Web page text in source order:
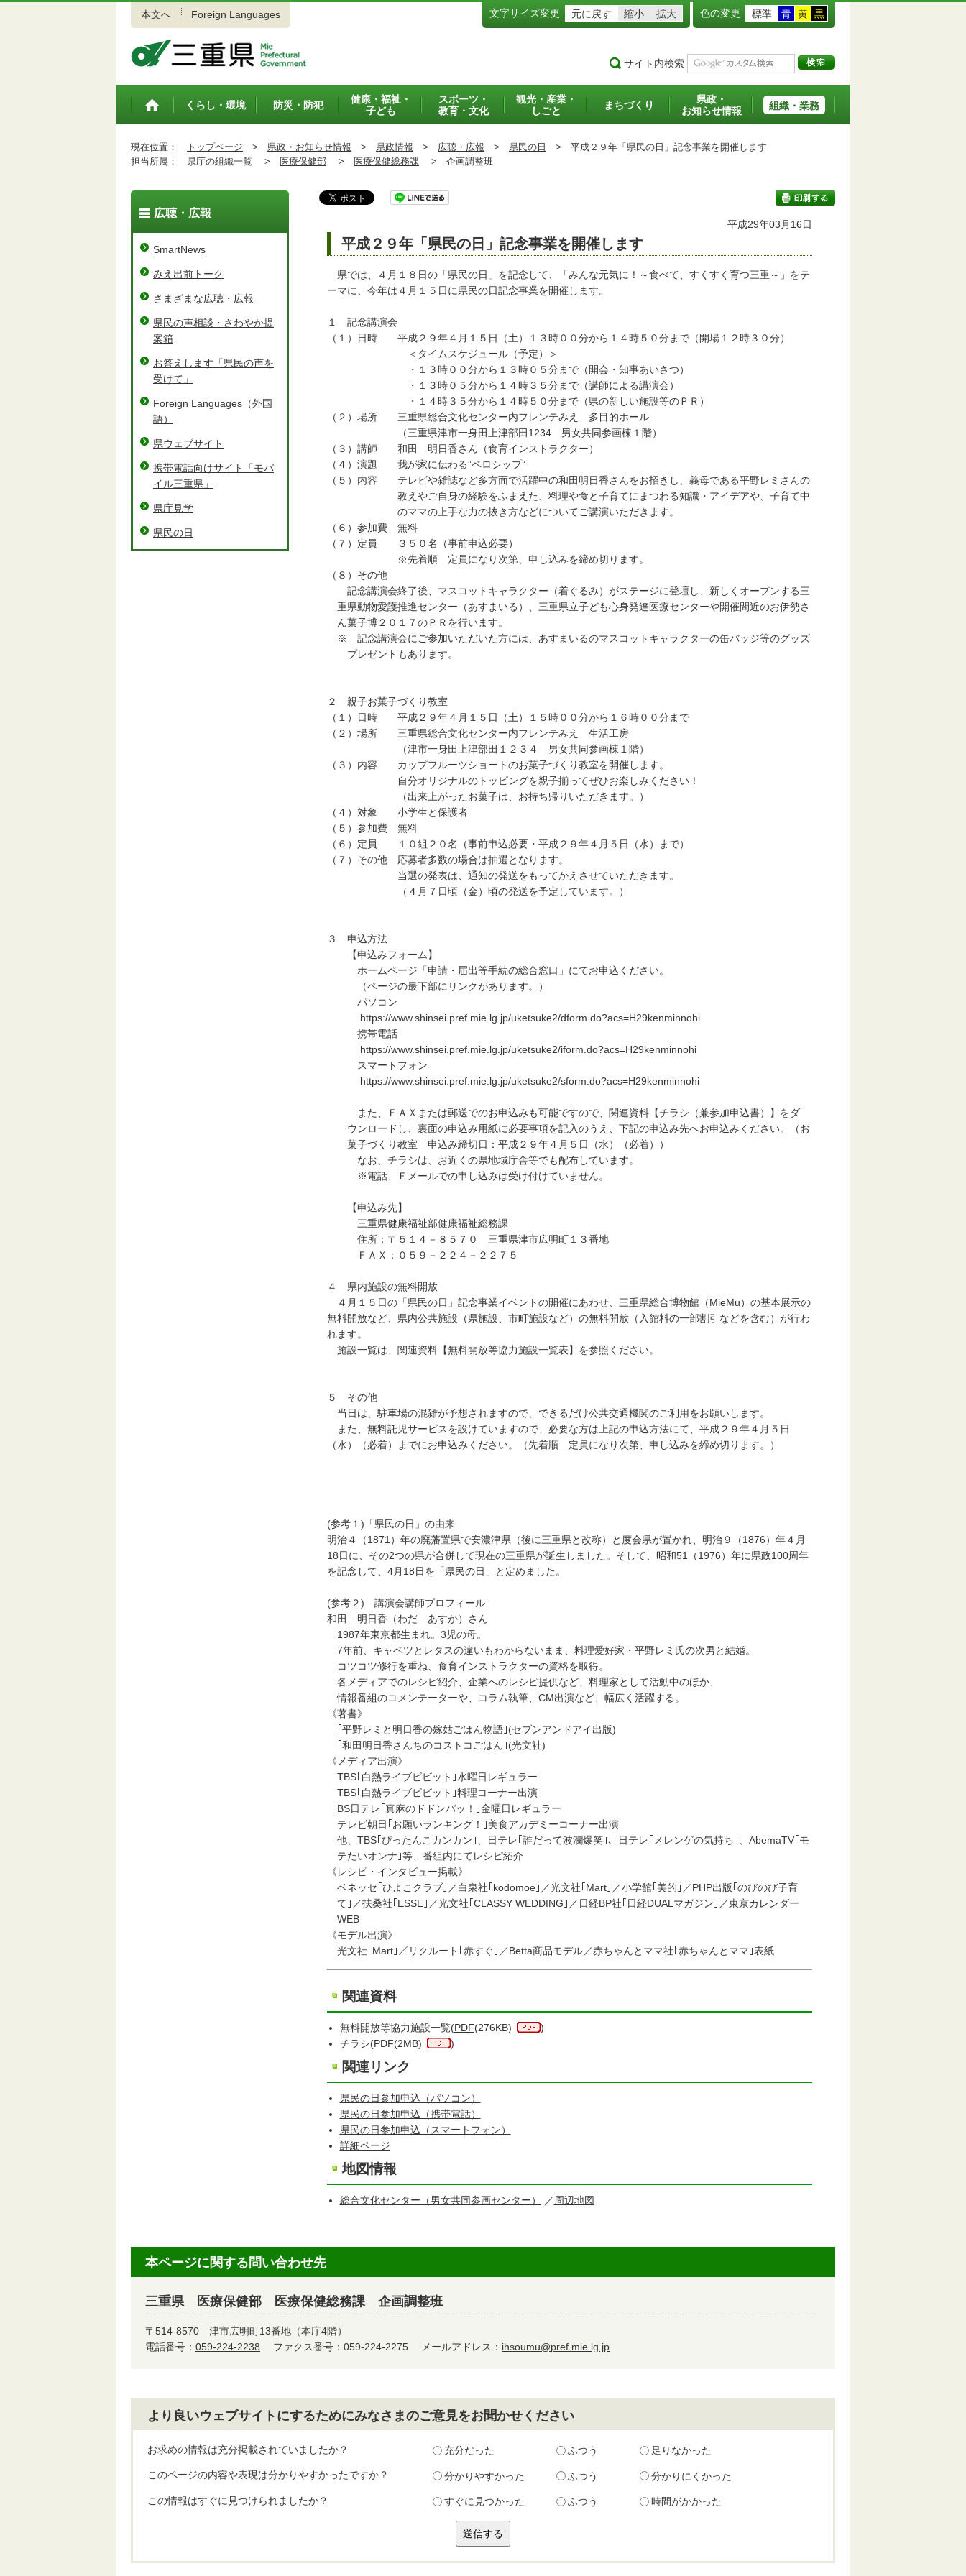
本文へ Foreign Languages 文字サイズ変更 元に戻す 縮小 拡大 色の変更 標準 青 黄 黒
サイト内検索
トップペ
くらし・環境 防災・防犯
健康・福祉・
子ども
スポーツ・
教育・文化
観光・産業・
しごと
まちづくり
県政・
お知らせ情報
組織・業務
現在位置： トップページ > 県政・お知らせ情報 > 県政情報 > 広聴・広報 > 県民の日 > 平成２９年「県民の日」記念事業を開催します
担当所属：
県庁の組織一覧 > 医療保健部 > 医療保健総務課 > 企画調整班
印刷する
平成29年03月16日
平成２９年「県民の日」記念事業を開催します
県では、４月１８日の「県民の日」を記念して、「みんな元気に！～食べて、すくすく育つ三重～」をテ
ーマに、今年は４月１５日に県民の日記念事業を開催します。
１ 記念講演会
（１）日時 平成２９年４月１５日（土）１３時００分から１４時５０分まで（開場１２時３０分）
＜タイムスケジュール（予定）＞
・１３時００分から１３時０５分まで（開会・知事あいさつ）
・１３時０５分から１４時３５分まで（講師による講演会）
・１４時３５分から１４時５０分まで（県の新しい施設等のＰＲ）
（２）場所 三重県総合文化センター内フレンテみえ 多目的ホール
（三重県津市一身田上津部田1234 男女共同参画棟１階）
（３）講師 和田 明日香さん（食育インストラクター）
（４）演題 我が家に伝わる”ベロシップ”
（５）内容 テレビや雑誌など多方面で活躍中の和田明日香さんをお招きし、義母である平野レミさんの
教えやご自身の経験をふまえた、料理や食と子育てにまつわる知識・アイデアや、子育て中
のママの上手な力の抜き方などについてご講演いただきます。
（６）参加費 無料
（７）定員 ３５０名（事前申込必要）
※先着順 定員になり次第、申し込みを締め切ります。
（８）その他
記念講演会終了後、マスコットキャラクター（着ぐるみ）がステージに登壇し、新しくオープンする三
重県動物愛護推進センター（あすまいる）、三重県立子ども心身発達医療センターや開催間近のお伊勢さ
ん菓子博２０１７のＰＲを行います。
※ 記念講演会にご参加いただいた方には、あすまいるのマスコットキャラクターの缶バッジ等のグッズ
プレゼントもあります。
２ 親子お菓子づくり教室
（１）日時 平成２９年４月１５日（土）１５時００分から１６時００分まで
（２）場所 三重県総合文化センター内フレンテみえ 生活工房
（津市一身田上津部田１２３４ 男女共同参画棟１階）
（３）内容 カップフルーツショートのお菓子づくり教室を開催します。
自分オリジナルのトッピングを親子揃ってぜひお楽しみください！
（出来上がったお菓子は、お持ち帰りいただきます。）
（４）対象 小学生と保護者
（５）参加費 無料
（６）定員 １０組２０名（事前申込必要・平成２９年４月５日（水）まで）
（７）その他 応募者多数の場合は抽選となります。
当選の発表は、通知の発送をもってかえさせていただきます。
（４月７日頃（金）頃の発送を予定しています。）
３ 申込方法
【申込みフォーム】
ホームページ「申請・届出等手続の総合窓口」にてお申込ください。
（ページの最下部にリンクがあります。）
パソコン
https://www.shinsei.pref.mie.lg.jp/uketsuke2/dform.do?acs=H29kenminnohi
携帯電話
https://www.shinsei.pref.mie.lg.jp/uketsuke2/iform.do?acs=H29kenminnohi
スマートフォン
https://www.shinsei.pref.mie.lg.jp/uketsuke2/sform.do?acs=H29kenminnohi
また、ＦＡＸまたは郵送でのお申込みも可能ですので、関連資料【チラシ（兼参加申込書）】をダ
ウンロードし、裏面の申込み用紙に必要事項を記入のうえ、下記の申込み先へお申込みください。（お
菓子づくり教室 申込み締切日：平成２９年４月５日（水）（必着））
なお、チラシは、お近くの県地域庁舎等でも配布しています。
※電話、Ｅメールでの申し込みは受け付けていません。
【申込み先】
三重県健康福祉部健康福祉総務課
住所：〒５１４－８５７０ 三重県津市広明町１３番地
ＦＡＸ：０５９－２２４－２２７５
４ 県内施設の無料開放
４月１５日の「県民の日」記念事業イベントの開催にあわせ、三重県総合博物館（MieMu）の基本展示の
無料開放など、県内公共施設（県施設、市町施設など）の無料開放（入館料の一部割引などを含む）が行わ
れます。
施設一覧は、関連資料【無料開放等協力施設一覧表】を参照ください。
５ その他
当日は、駐車場の混雑が予想されますので、できるだけ公共交通機関のご利用をお願いします。
また、無料託児サービスを設けていますので、必要な方は上記の申込方法にて、平成２９年４月５日
（水）（必着）までにお申込みください。（先着順 定員になり次第、申し込みを締め切ります。）
(参考１)「県民の日」の由来
明治４（1871）年の廃藩置県で安濃津県（後に三重県と改称）と度会県が置かれ、明治９（1876）年４月
18日に、その2つの県が合併して現在の三重県が誕生しました。そして、昭和51（1976）年に県政100周年
を記念して、4月18日を「県民の日」と定めました。
(参考２) 講演会講師プロフィール
和田 明日香（わだ あすか）さん
1987年東京都生まれ。3児の母。
7年前、キャベツとレタスの違いもわからないまま、料理愛好家・平野レミ氏の次男と結婚。
コツコツ修行を重ね、食育インストラクターの資格を取得。
各メディアでのレシピ紹介、企業へのレシピ提供など、料理家として活動中のほか、
情報番組のコメンテーターや、コラム執筆、CM出演など、幅広く活躍する。
《著書》
｢平野レミと明日香の嫁姑ごはん物語｣(セブンアンドアイ出版)
｢和田明日香さんちのコストコごはん｣(光文社)
《メディア出演》
TBS｢白熱ライブビビット｣水曜日レギュラー
TBS｢白熱ライブビビット｣料理コーナー出演
BS日テレ｢真麻のドドンパッ！｣金曜日レギュラー
テレビ朝日｢お願いランキング！｣美食アカデミーコーナー出演
他、TBS｢ぴったんこカンカン｣、日テレ｢誰だって波瀾爆笑｣、日テレ｢メレンゲの気持ち｣、AbemaTV｢モ
テたいオンナ｣等、番組内にてレシピ紹介
《レシピ・インタビュー掲載》
ベネッセ｢ひよこクラブ｣／白泉社｢kodomoe｣／光文社｢Mart｣／小学館｢美的｣／PHP出版｢のびのび子育
て｣／扶桑社｢ESSE｣／光文社｢CLASSY WEDDING｣／日経BP社｢日経DUALマガジン｣／東京カレンダー
WEB
《モデル出演》
光文社｢Mart｣／リクルート｢赤すぐ｣／Betta商品モデル／赤ちゃんとママ社｢赤ちゃんとママ｣表紙
関連資料
無料開放等協力施設一覧(PDF(276KB)
)
チラシ(PDF(2MB) )
関連リンク
県民の日参加申込（パソコン）
県民の日参加申込（携帯電話）
県民の日参加申込（スマートフォン）
詳細ページ
地図情報
総合文化センター（男女共同参画センター） ／ 周辺地図
広聴・広報
SmartNews
みえ出前トーク
さまざまな広聴・広報
県民の声相談・さわやか提
案箱
お答えします「県民の声を
受けて」
Foreign Languages（外国
語）
県ウェブサイト
携帯電話向けサイト「モバ
イル三重県」
県庁見学
県民の日
本ページに関する問い合わせ先
三重県 医療保健部 医療保健総務課 企画調整班
〒514-8570 津市広明町13番地（本庁4階）
電話番号： 059-224-2238 ファクス番号：059-224-2275 メールアドレス： ihsoumu@pref.mie.lg.jp
より良いウェブサイトにするためにみなさまのご意見をお聞かせください
お求めの情報は充分掲載されていましたか？ 充分だった ふつう 足りなかった
このページの内容や表現は分かりやすかったですか？ 分かりやすかった ふつう 分かりにくかった
この情報はすぐに見つけられましたか？ すぐに見つかった ふつう 時間がかかった